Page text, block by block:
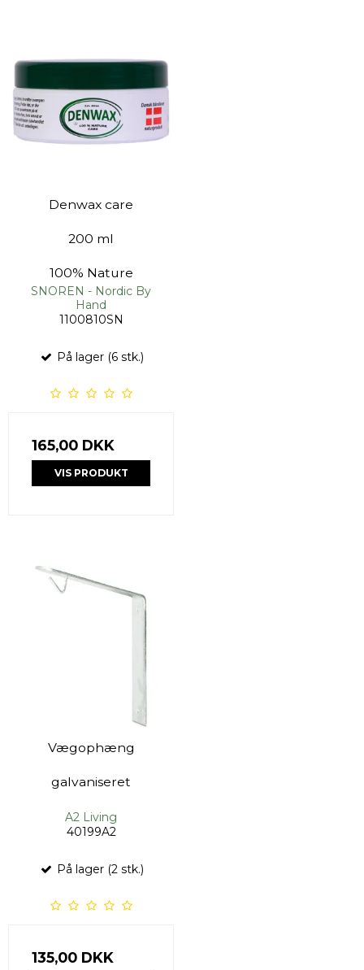
Denwax care
200 ml
100% Nature
SNOREN - Nordic By
Hand
1100810SN
På lager (6 stk.)
165,00 DKK
VIS PRODUKT
Vægophæng
galvaniseret
A2 Living
40199A2
På lager (2 stk.)
135,00 DKK